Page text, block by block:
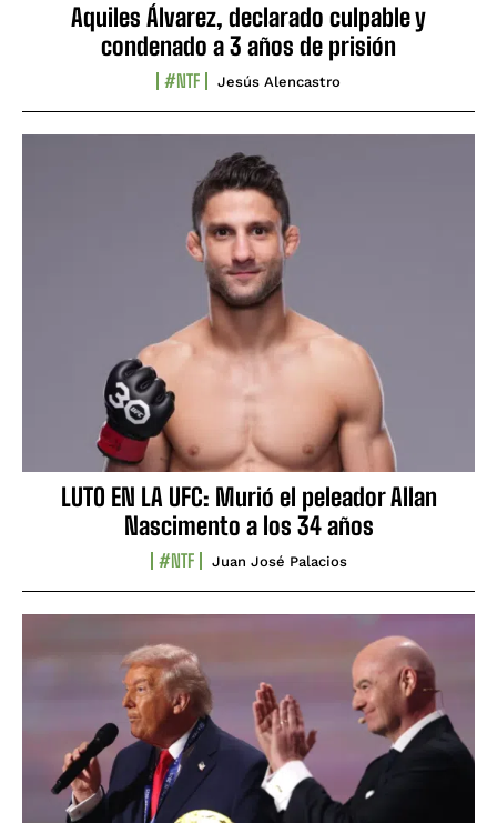
Aquiles Álvarez, declarado culpable y
condenado a 3 años de prisión
#NTF Jesús Alencastro
LUTO EN LA UFC: Murió el peleador Allan
Nascimento a los 34 años
#NTF Juan José Palacios